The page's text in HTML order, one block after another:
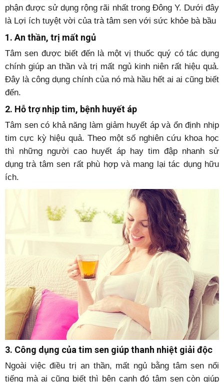
phận được sử dụng rộng rãi nhất trong Đông Y. Dưới đây
là Lợi ích tuyệt vời của trà tâm sen với sức khỏe bà bầu
1. An thần, trị mất ngủ
Tâm sen được biết đến là một vị thuốc quý có tác dụng
chính giúp an thần và trị mất ngủ kinh niên rất hiệu quả.
Đây là công dụng chính của nó mà hầu hết ai ai cũng biết
đến.
2. Hỗ trợ nhịp tim, bệnh huyết áp
Tâm sen có khả năng làm giảm huyết áp và ổn định nhịp
tim cực kỳ hiệu quả. Theo một số nghiên cứu khoa học
thì những người cao huyết áp hay tim đập nhanh sử
dụng trà tâm sen rất phù hợp và mang lại tác dụng hữu
ích.
3. Công dụng của tim sen giúp thanh nhiệt giải độc
Ngoài việc điều trị an thần, mất ngủ bằng tâm sen nổi
tiếng mà ai cũng biết thì bên cạnh đó tâm sen còn giúp